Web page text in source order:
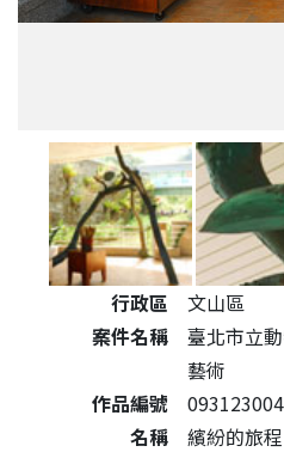
公共藝術作品詳細資料
行政區
文山區
案件名稱
臺北市立
藝術
作品編號
093123004
名稱
繽紛的旅